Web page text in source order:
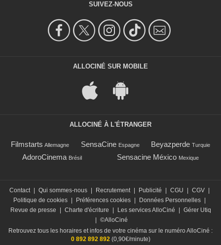
SUIVEZ-NOUS
ALLOCINÉ SUR MOBILE
ALLOCINÉ À L'ÉTRANGER
Filmstarts Allemagne SensaCine Espagne Beyazperde Turquie
AdoroCinema Brésil Sensacine México Mexique
Contact Qui sommes-nous Recrutement Publicité CGU CGV
Politique de cookies
Préférences cookies Données Personnelles
Revue de presse
Charte d'écriture Les services AlloCiné
Gérer Utiq
©AlloCiné
Retrouvez tous les horaires et infos de votre cinéma sur le numéro AlloCiné :
0 892 892 892(0,90€/minute)